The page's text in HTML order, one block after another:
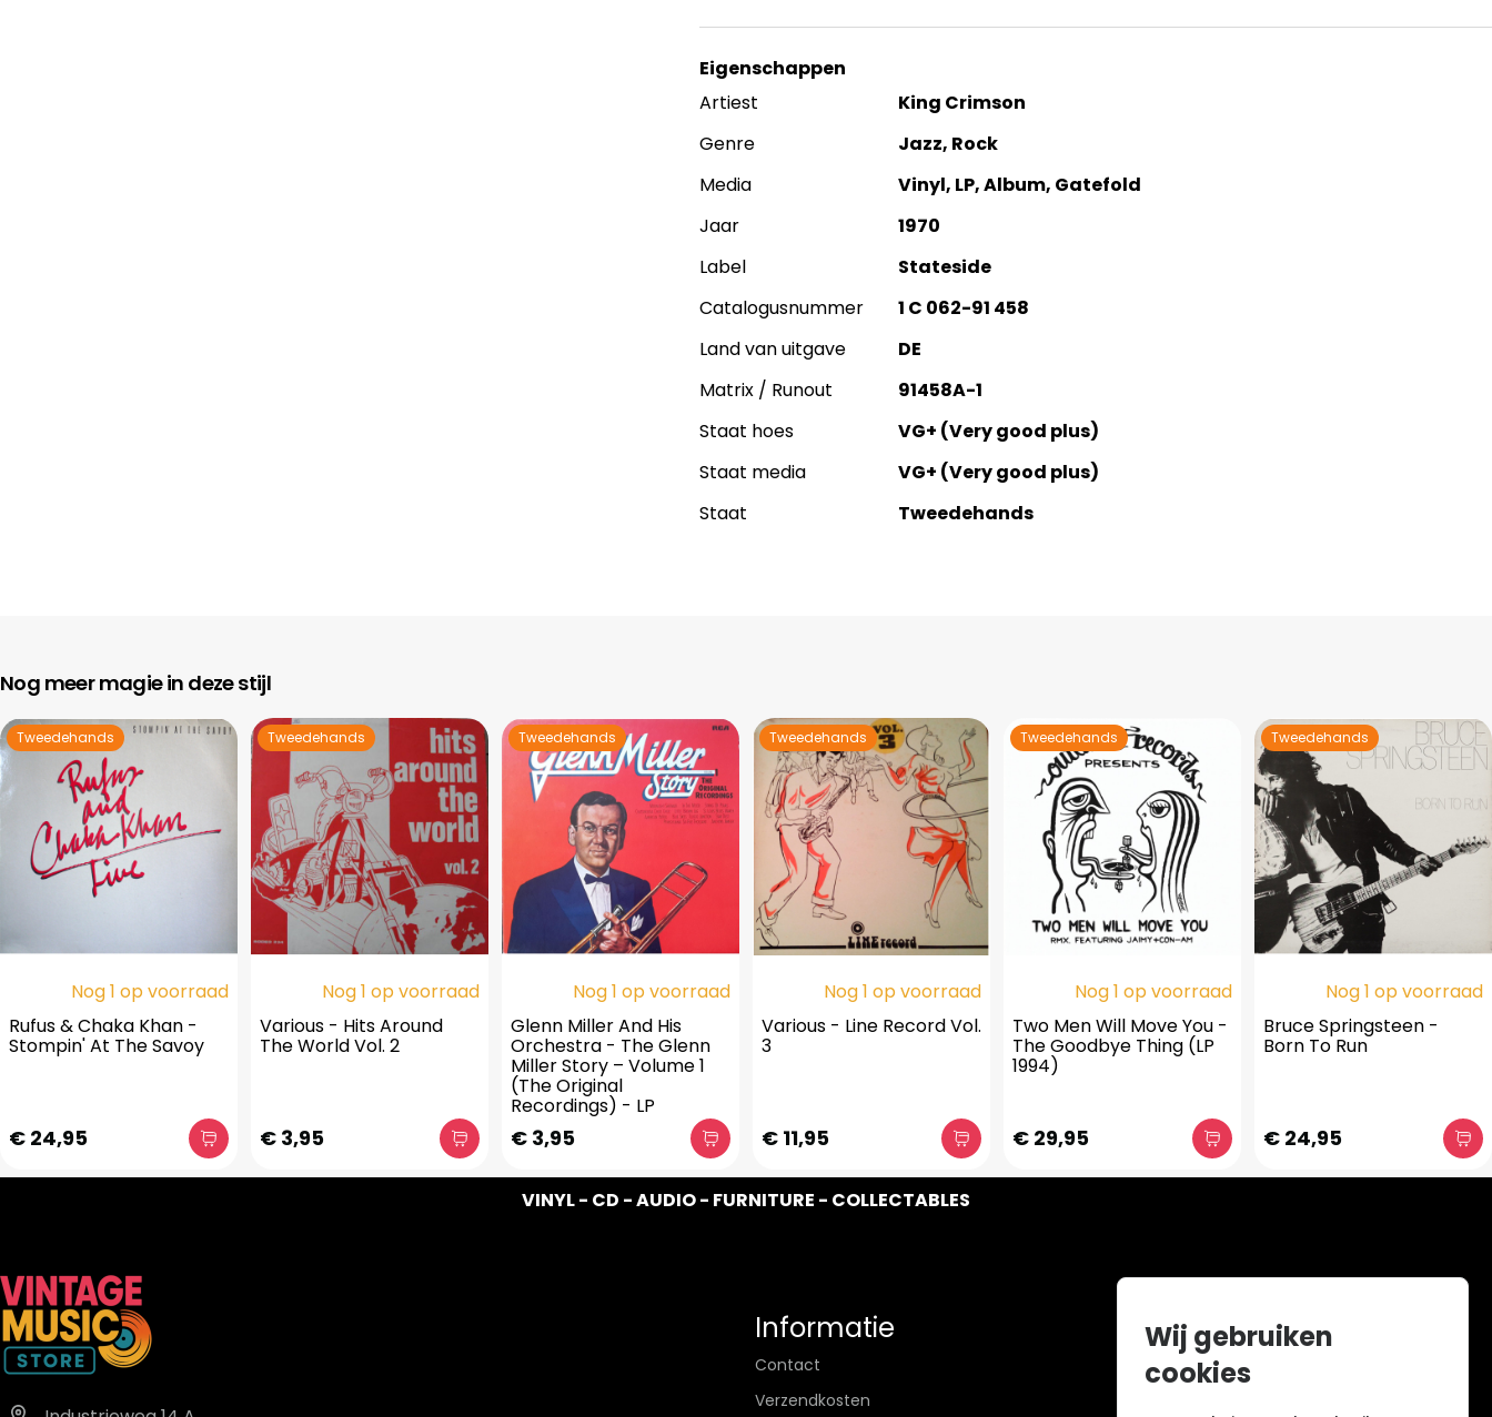
Eigenschappen
Artiest
King Crimson
Genre
Jazz, Rock
Media
Vinyl, LP, Album, Gatefold
Jaar
1970
Label
Stateside
Catalogusnummer
1 C 062-91 458
Land van uitgave
DE
Matrix / Runout
91458A-1
Staat hoes
VG+ (Very good plus)
Staat media
VG+ (Very good plus)
Staat
Tweedehands
Nog meer magie in deze stijl
Tweedehands
Nog 1 op voorraad
Rufus & Chaka Khan -
Stompin' At The Savoy
€ 24,95
Tweedehands
Nog 1 op voorraad
Various - Hits Around
The World Vol. 2
€ 3,95
Tweedehands
Nog 1 op voorraad
Glenn Miller And His
Orchestra - The Glenn
Miller Story – Volume 1
(The Original
Recordings) - LP
€ 3,95
Tweedehands
Nog 1 op voorraad
Various - Line Record Vol.
3
€ 11,95
Tweedehands
Nog 1 op voorraad
Two Men Will Move You -
The Goodbye Thing (LP
1994)
€ 29,95
Tweedehands
Nog 1 op voorraad
Bruce Springsteen -
Born To Run
€ 24,95
VINYL - CD - AUDIO - FURNITURE - COLLECTABLES
Informatie
Contact
Verzendkosten
Wij gebruiken
cookies